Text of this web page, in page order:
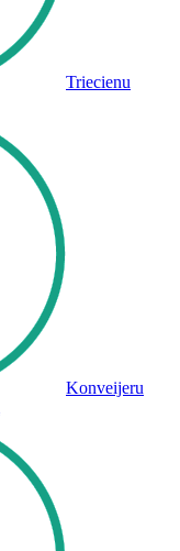
Triecienu
Konveijeru